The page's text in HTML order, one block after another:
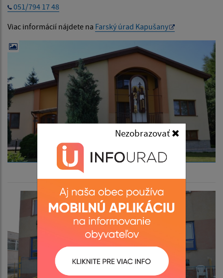
Nezobrazovať
051/794 17 48
Viac informácií nájdete na Farský úrad Kapušany